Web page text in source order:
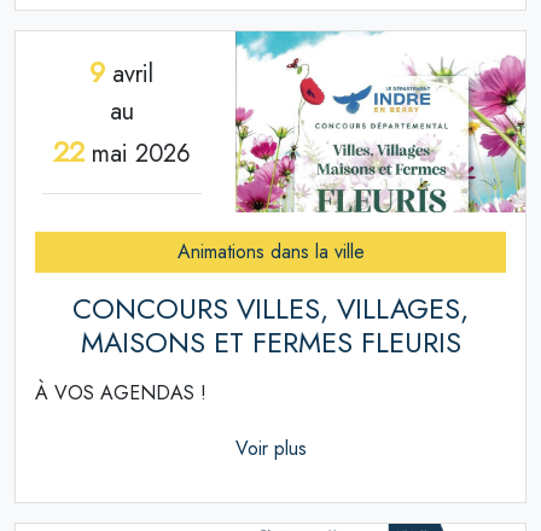
9 avril
au
22mai 2026
Animations dans la ville
CONCOURS VILLES, VILLAGES,
MAISONS ET FERMES FLEURIS
À VOS AGENDAS !
Voir plus